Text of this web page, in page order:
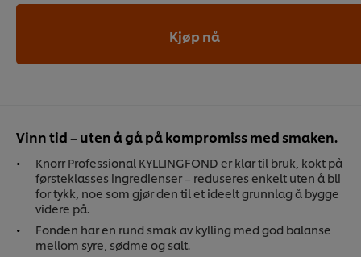
Vinn tid – uten å gå på kompromiss med smaken.
Knorr Professional KYLLINGFOND er klar til bruk, kokt på
førsteklasses ingredienser – reduseres enkelt uten å bli
for tykk, noe som gjør den til et ideelt grunnlag å bygge
videre på.
Fonden har en rund smak av kylling med god balanse
mellom syre, sødme og salt.
Kjøp nå